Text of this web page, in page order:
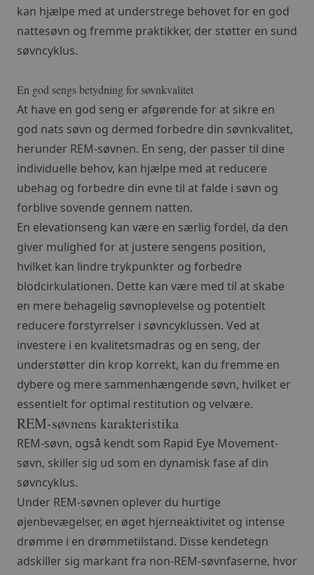
kan hjælpe med at understrege behovet for en god
nattesøvn og fremme praktikker, der støtter en sund
søvncyklus.
En god sengs betydning for søvnkvalitet
At have en god seng er afgørende for at sikre en
god nats søvn og dermed forbedre din søvnkvalitet,
herunder REM-søvnen. En seng, der passer til dine
individuelle behov, kan hjælpe med at reducere
ubehag og forbedre din evne til at falde i søvn og
forblive sovende gennem natten.
En elevationseng kan være en særlig fordel, da den
giver mulighed for at justere sengens position,
hvilket kan lindre trykpunkter og forbedre
blodcirkulationen. Dette kan være med til at skabe
en mere behagelig søvnoplevelse og potentielt
reducere forstyrrelser i søvncyklussen. Ved at
investere i en kvalitetsmadras og en seng, der
understøtter din krop korrekt, kan du fremme en
dybere og mere sammenhængende søvn, hvilket er
essentielt for optimal restitution og velvære.
REM-søvnens karakteristika
REM-søvn, også kendt som Rapid Eye Movement-
søvn, skiller sig ud som en dynamisk fase af din
søvncyklus.
Under REM-søvnen oplever du hurtige
øjenbevægelser, en øget hjerneaktivitet og intense
drømme i en drømmetilstand. Disse kendetegn
adskiller sig markant fra non-REM-søvnfaserne, hvor